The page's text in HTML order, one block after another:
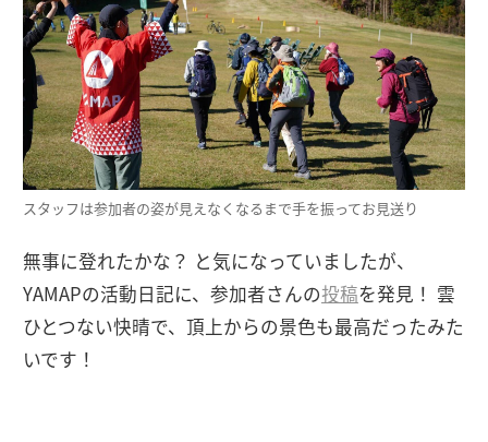
スタッフは参加者の姿が見えなくなるまで手を振ってお見送り
無事に登れたかな？ と気になっていましたが、
YAMAPの活動日記に、参加者さんの投稿を発見！ 雲
ひとつない快晴で、頂上からの景色も最高だったみた
いです！